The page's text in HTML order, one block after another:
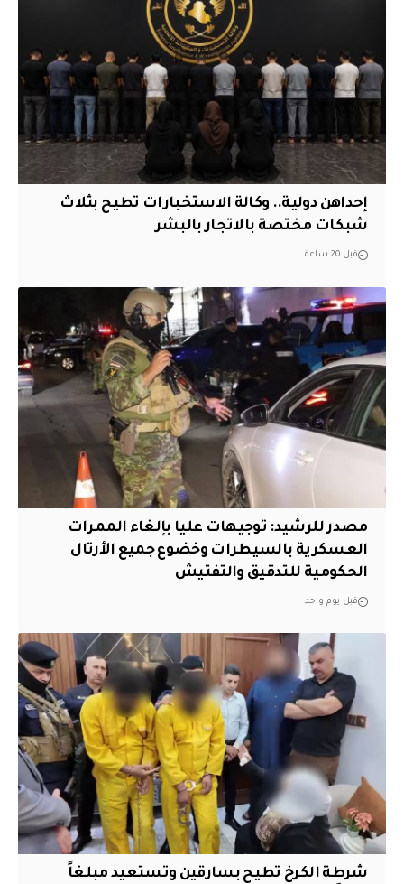
إحداهن دولية.. وكالة الاستخبارات تطيح بثلاث
شبكات مختصة بالاتجار بالبشر
قبل 20 ساعة
مصدر للرشيد: توجيهات عليا بإلغاء الممرات
العسكرية بالسيطرات وخضوع جميع الأرتال
الحكومية للتدقيق والتفتيش
قبل يوم واحد
شرطة الكرخ تطيح بسارقين وتستعيد مبلغاً